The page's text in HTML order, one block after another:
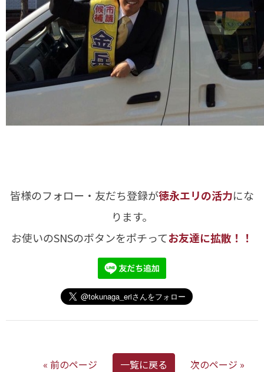
皆様のフォロー・友だち登録が徳永エリの活力にな
ります。
お使いのSNSのボタンをポチってお友達に拡散！！
« 前のページ 一覧に戻る 次のページ »